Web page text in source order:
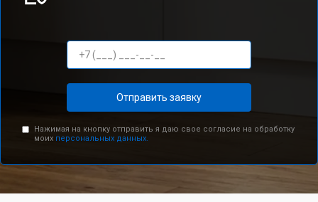
Отправить заявку
Нажимая на кнопку отправить я даю свое согласие на обработку
моих персональных данных.